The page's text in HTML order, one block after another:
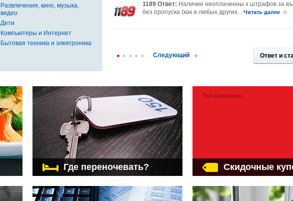
Развлечения, кино, музыка,
видео
Дети
Компьютеры и Интернет
Бытовая техника и электроника
1189 Ответ: Наличие неоплаченны х штрафов за
без пропуска (как и любых других... Читать далее
Следующий Ответ и
Где переночевать?
Топ категории
Скидочные